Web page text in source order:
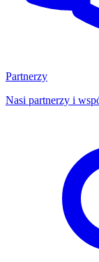
Partnerzy
Nasi partnerzy i